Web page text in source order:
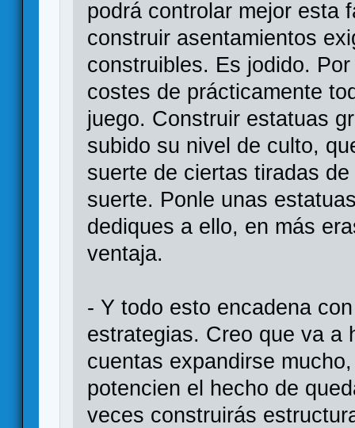
podrá controlar mejor esta
construir asentamientos
construibles. Es jodido.
costes de prácticamente
juego. Construir estatuas
subido su nivel de culto,
suerte de ciertas tiradas
suerte. Ponle unas
dediques a ello, en más
ventaja.
- Y todo esto encadena
estrategias. Creo que va a
cuentas expandirse
potencien el hecho de
veces construirás